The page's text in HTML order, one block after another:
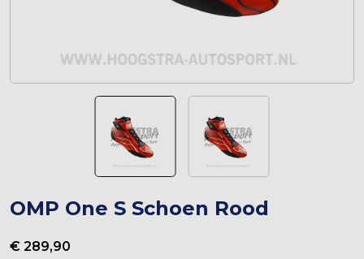
OMP One S Schoen Rood
€ 289,90